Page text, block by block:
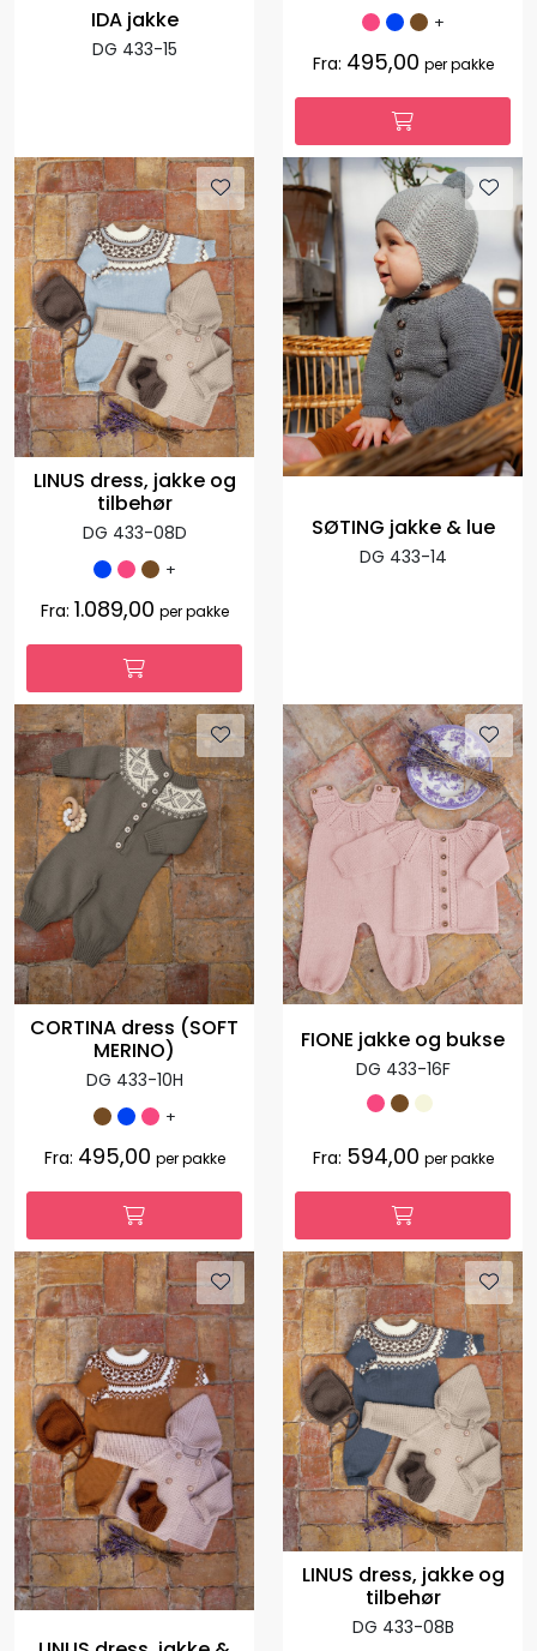
IDA jakke
DG 433-15
+
Fra: 495,00 per pakke
LINUS dress, jakke og
tilbehør
DG 433-08D
+
Fra: 1.089,00 per pakke
SØTING jakke & lue
DG 433-14
CORTINA dress (SOFT
MERINO)
DG 433-10H
+
Fra: 495,00 per pakke
FIONE jakke og bukse
DG 433-16F
Fra: 594,00 per pakke
LINUS dress, jakke og
tilbehør
DG 433-08B